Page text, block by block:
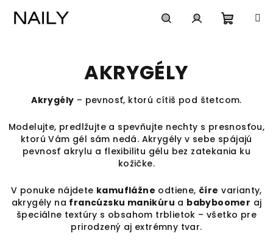
AKRYGÉLY
Akrygély – pevnosť, ktorú cítiš pod štetcom.
Modelujte, predlžujte a spevňujte nechty s presnosťou,
ktorú Vám gél sám nedá. Akrygély v sebe spájajú
pevnosť akrylu a flexibilitu gélu bez zatekania ku
kožičke.
V ponuke nájdete kamuflážne odtiene, číre varianty,
akrygély na francúzsku manikúru a babyboomer aj
špeciálne textúry s obsahom trblietok – všetko pre
prirodzený aj extrémny tvar.